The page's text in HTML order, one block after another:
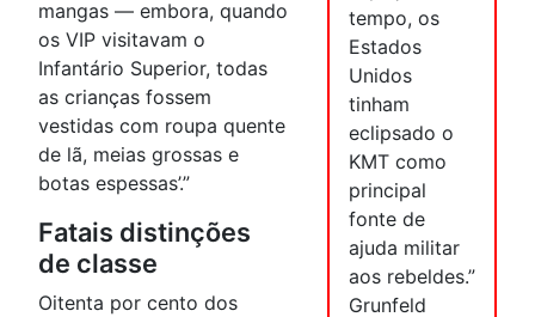
tempo, os
Estados
Unidos
tinham
eclipsado o
KMT como
principal
fonte de
ajuda militar
aos rebeldes.”
Grunfeld
mangas — embora, quando
os VIP visitavam o
Infantário Superior, todas
as crianças fossem
vestidas com roupa quente
de lã, meias grossas e
botas espessas’.”
Fatais distinções
de classe
Oitenta por cento dos